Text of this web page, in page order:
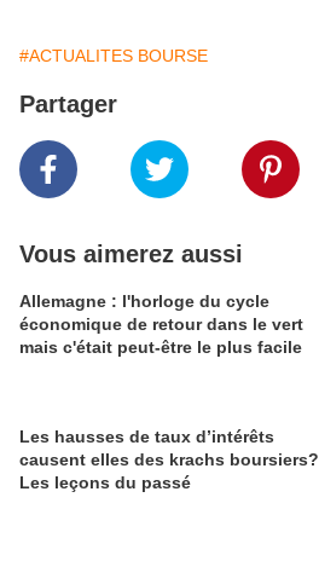
#ACTUALITES BOURSE
Partager
Vous aimerez aussi
Allemagne : l'horloge du cycle
économique de retour dans le vert
mais c'était peut-être le plus facile
Les hausses de taux d’intérêts
causent elles des krachs boursiers?
Les leçons du passé